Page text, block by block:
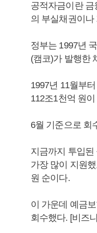
공적자금이란
의 부실채권이나
정부는 1997년
(캠코)가 발행한
1997년 11월부
112조1천억 원
6월 기준으로 회
지금까지 투입
가장 많이 지원
원 순이다.
이 가운데 예금
회수했다. [비즈